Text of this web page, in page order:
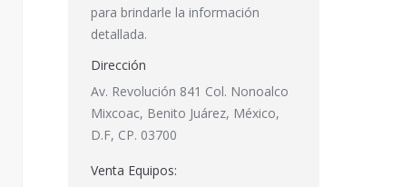
para brindarle la información
detallada.
Dirección
Av. Revolución 841 Col. Nonoalco
Mixcoac, Benito Juárez, México,
D.F, CP. 03700
Venta Equipos: